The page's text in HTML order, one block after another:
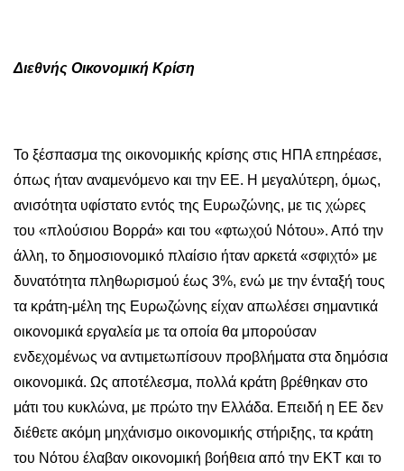
Διεθνής Οικονομική Κρίση
Το ξέσπασμα της οικονομικής κρίσης στις ΗΠΑ επηρέασε,
όπως ήταν αναμενόμενο και την ΕΕ. Η μεγαλύτερη, όμως,
ανισότητα υφίστατο εντός της Ευρωζώνης, με τις χώρες
του «πλούσιου Βορρά» και του «φτωχού Νότου». Από την
άλλη, το δημοσιονομικό πλαίσιο ήταν αρκετά «σφιχτό» με
δυνατότητα πληθωρισμού έως 3%, ενώ με την ένταξή τους
τα κράτη-μέλη της Ευρωζώνης είχαν απωλέσει σημαντικά
οικονομικά εργαλεία με τα οποία θα μπορούσαν
ενδεχομένως να αντιμετωπίσουν προβλήματα στα δημόσια
οικονομικά. Ως αποτέλεσμα, πολλά κράτη βρέθηκαν στο
μάτι του κυκλώνα, με πρώτο την Ελλάδα. Επειδή η ΕΕ δεν
διέθετε ακόμη μηχάνισμο οικονομικής στήριξης, τα κράτη
του Νότου έλαβαν οικονομική βοήθεια από την ΕΚΤ και το